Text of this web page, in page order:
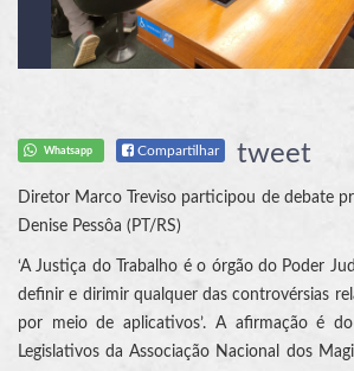
Whatsapp Compartilhar tweet
Diretor Marco Treviso participou de debate
Denise Pessôa (PT/RS)
‘A Justiça do Trabalho é o órgão do Poder
definir e dirimir qualquer das controvérsias
por meio de aplicativos’. A afirmação é
Legislativos da Associação Nacional dos